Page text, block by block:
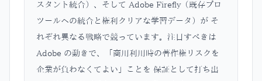
スタント統合）、そして Adobe Firefly（既存プロ
ツールへの統合と権利クリアな学習データ）が そ
れぞれ異なる戦略で競っています。注目すべきは
Adobe の動きで、「商用利用時の著作権リスクを
企業が負わなくてよい」ことを 保証として打ち出